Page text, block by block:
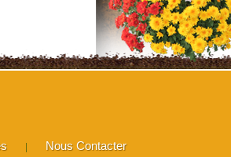
| Nous Contacter